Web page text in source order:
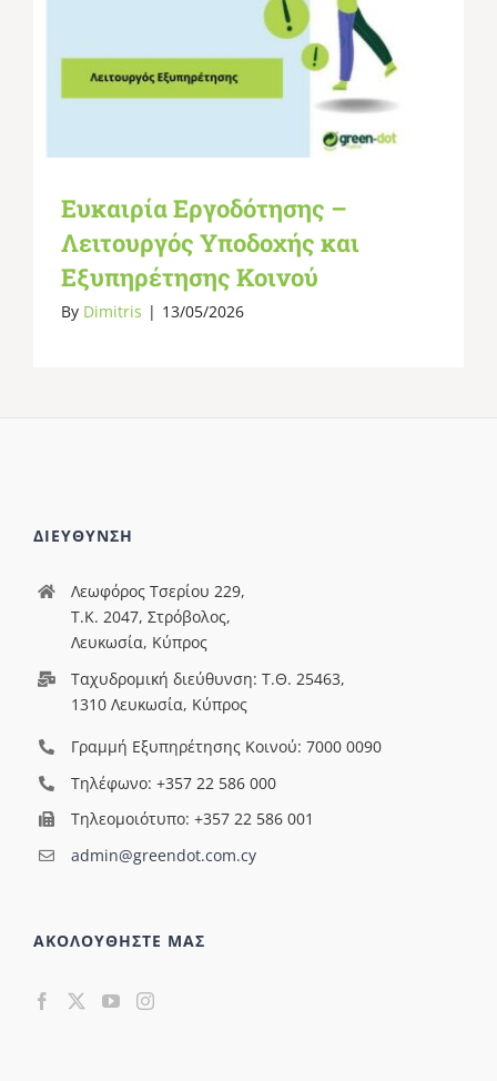
Ευκαιρία Εργοδότησης –
Λειτουργός Υποδοχής και
Εξυπηρέτησης Κοινού
By Dimitris | 13/05/2026
ΔΙΕΥΘΥΝΣΗ
Λεωφόρος Τσερίου 229,
T.Κ. 2047, Στρόβολος,
Λευκωσία, Κύπρος
Ταχυδρομική διεύθυνση: Τ.Θ. 25463,
1310 Λευκωσία, Κύπρος
Γραμμή Εξυπηρέτησης Κοινού: 7000 0090
Τηλέφωνο: +357 22 586 000
Τηλεομοιότυπο: +357 22 586 001
admin@greendot.com.cy
ΑΚΟΛΟΥΘΗΣΤΕ ΜΑΣ